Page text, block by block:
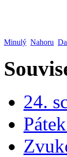
Minulý Nahoru
24.